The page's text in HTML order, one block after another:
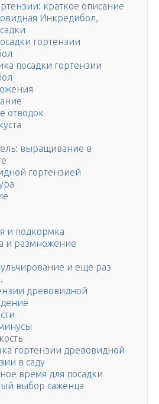
краткое описание
Инкредибол,
гортензии
посадки гортензии
отводок
выращивание в
гортензией
и подкормка
и размножение
и еще раз
древовидной
гортензии древовидной
в саду
время для посадки
выбор саженца